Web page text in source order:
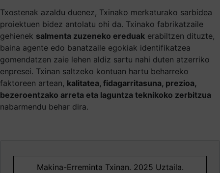
Txostenak azaldu duenez, Txinako merkaturako sarbidea
proiektuen bidez antolatu ohi da. Txinako fabrikatzaile
gehienek salmenta zuzeneko ereduak erabiltzen dituzte,
baina agente edo banatzaile egokiak identifikatzea
gomendatzen zaie lehen aldiz sartu nahi duten atzerriko
enpresei. Txinan saltzeko kontuan hartu beharreko
faktoreen artean, kalitatea, fidagarritasuna, prezioa,
bezeroentzako arreta eta laguntza teknikoko zerbitzua
nabarmendu behar dira.
Makina-Erreminta Txinan. 2025 Uztaila.